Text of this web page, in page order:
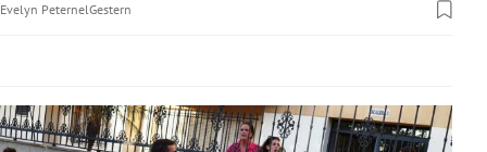
Untermenü
Evelyn PeternelGestern